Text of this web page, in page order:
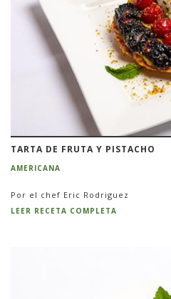
TARTA DE FRUTA Y PISTACHO
AMERICANA
Por el chef Eric Rodriguez
LEER RECETA COMPLETA